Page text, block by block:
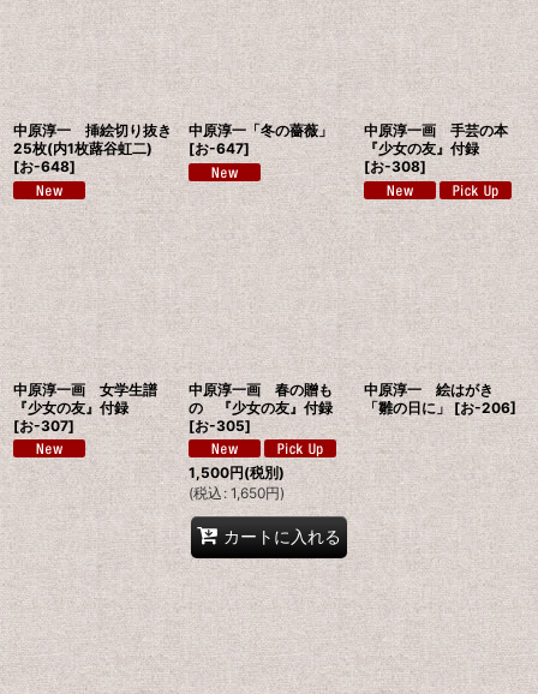
中原淳一 挿絵切り抜き
25枚(内1枚蕗谷虹二)
[お-648]
中原淳一「冬の薔薇」
[お-647]
中原淳一画 手芸の本
『少女の友』付録
[お-308]
中原淳一画 女学生譜
『少女の友』付録
[お-307]
中原淳一画 春の贈も
の 『少女の友』付録
[お-305]
1,500円(税別)
(税込: 1,650円)
カートに入れる
中原淳一 絵はがき
「雛の日に」
[お-206]